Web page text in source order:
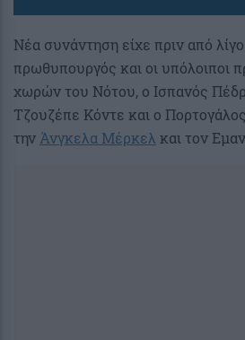
Νέα συνάντηση είχε πριν από
πρωθυπουργός και οι υπόλοιποι
χωρών του Νότου, ο Ισπανός
Τζουζέπε Κόντε και ο
την Άνγκελα Μέρκελ και τον